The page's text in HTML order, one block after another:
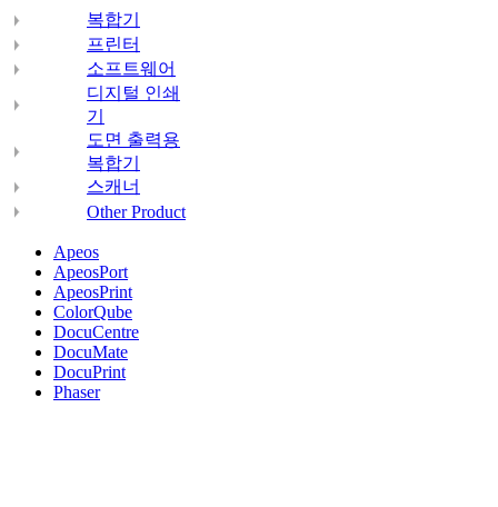
복합기
프린터
소프트웨어
디지털 인쇄
기
도면 출력용
복합기
스캐너
Other Product
Apeos
ApeosPort
ApeosPrint
ColorQube
DocuCentre
DocuMate
DocuPrint
Phaser